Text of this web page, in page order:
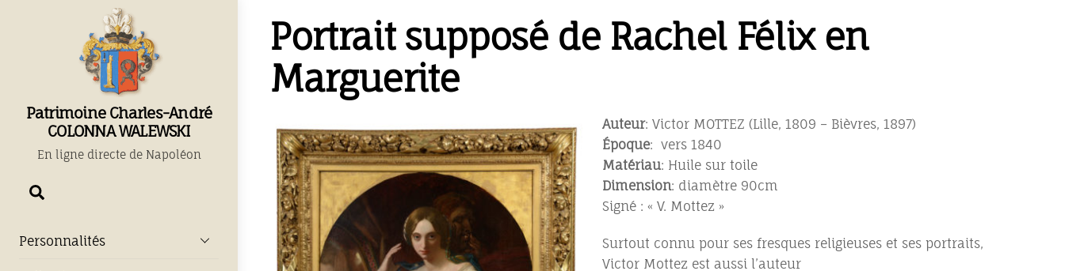
Patrimoine Charles-André
COLONNA WALEWSKI
En ligne directe de Napoléon
Personnalités
Portrait supposé de Rachel Félix en
Marguerite
Auteur: Victor MOTTEZ (Lille, 1809 – Bièvres, 1897)
Époque: vers 1840
Matériau: Huile sur toile
Dimension: diamètre 90cm
Signé : « V. Mottez »
Surtout connu pour ses fresques religieuses et ses portraits,
Victor Mottez est aussi l’auteur